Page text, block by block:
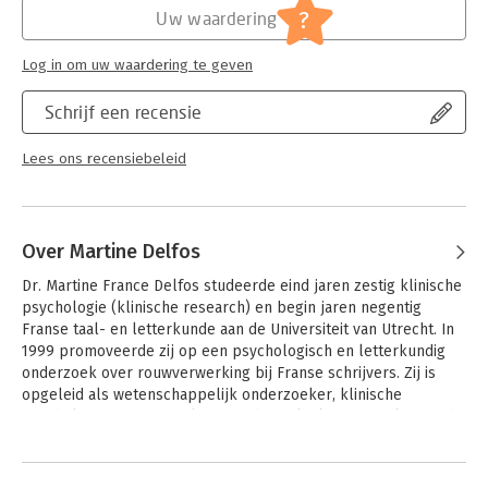
Schrijf een recensie
Lees ons recensiebeleid
Uw waardering ?
Log in om uw waardering te geven
Over Martine Delfos
Dr. Martine France Delfos studeerde eind jaren zestig klinische
psychologie (klinische research) en begin jaren negentig
Franse taal- en letterkunde aan de Universiteit van Utrecht. In
1999 promoveerde zij op een psychologisch en letterkundig
onderzoek over rouwverwerking bij Franse schrijvers. Zij is
opgeleid als wetenschappelijk onderzoeker, klinische
diagnosticeren en behandelen van kinderen, jeugdigen en
Andere boeken door Martine Delfos